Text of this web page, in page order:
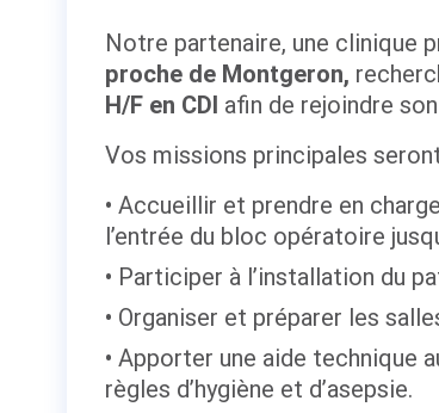
Notre partenaire, une clinique
proche de Montgeron,
H/F en CDI afin de rejoindre
Vos missions principales
Accueillir et prendre en
l’entrée du bloc opératoire
Participer à l’installation du
Organiser et préparer les
Apporter une aide technique
règles d’hygiène et d’asepsie.